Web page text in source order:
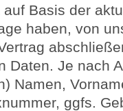
Basis der
haben, von
Daten. Je nach
Namen,
ggfs.